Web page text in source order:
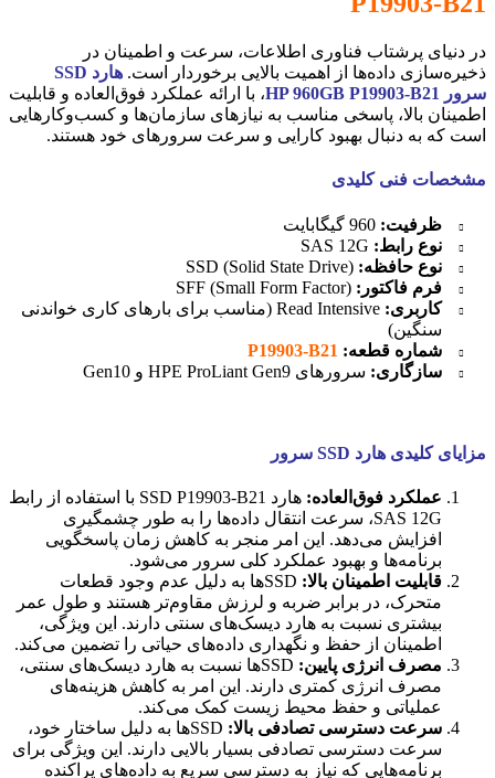
در دنیای پرشتاب فناوری اطلاعات، سرعت و اطمینان در
ذخیره‌سازی داده‌ها از اهمیت بالایی برخوردار است.
هارد SSD
سرور HP 960GB P19903-B21
، با ارائه عملکرد فوق‌العاده و قابلیت
اطمینان بالا، پاسخی مناسب به نیازهای سازمان‌ها و کسب‌وکارهایی
است که به دنبال بهبود کارایی و سرعت سرورهای خود هستند.
مشخصات فنی کلیدی
ظرفیت:
نوع رابط:
نوع حافظه:
فرم فاکتور:
کاربری:
Read Intensive (مناسب برای بارهای کاری خواندنی
سنگین)
شماره قطعه: P19903-B21
سازگاری: سرورهای HPE ProLiant Gen9 و Gen10
مزایای کلیدی هارد SSD سرور
عملکرد فوق‌العاده:
هارد SSD P19903-B21 با استفاده از رابط
SAS 12G، سرعت انتقال داده‌ها را به طور چشمگیری
افزایش می‌دهد. این امر منجر به کاهش زمان پاسخگویی
برنامه‌ها و بهبود عملکرد کلی سرور می‌شود.
قابلیت اطمینان بالا:
SSDها به دلیل عدم وجود قطعات
متحرک، در برابر ضربه و لرزش مقاوم‌تر هستند و طول عمر
بیشتری نسبت به هارد دیسک‌های سنتی دارند. این ویژگی،
اطمینان از حفظ و نگهداری داده‌های حیاتی را تضمین می‌کند.
مصرف انرژی پایین:
SSDها نسبت به هارد دیسک‌های سنتی،
مصرف انرژی کمتری دارند. این امر به کاهش هزینه‌های
عملیاتی و حفظ محیط زیست کمک می‌کند.
سرعت دسترسی تصادفی بالا:
SSDها به دلیل ساختار خود،
سرعت دسترسی تصادفی بسیار بالایی دارند. این ویژگی برای
برنامه‌هایی که نیاز به دسترسی سریع به داده‌های پراکنده